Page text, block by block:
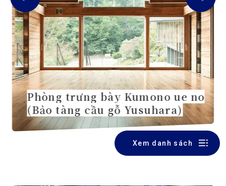
Phòng trưng bày Kumono ue no
(Bảo tàng cầu gỗ Yusuhara)
Xem danh sách